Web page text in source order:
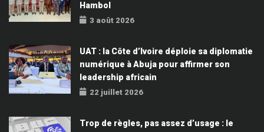
Hambol
3 août 2026
UAT : la Côte d’Ivoire déploie sa diplomatie
numérique à Abuja pour affirmer son
leadership africain
22 juillet 2026
Trop de règles, pas assez d’usage : le